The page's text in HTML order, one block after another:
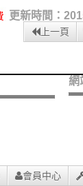
更新時間：
上一頁
網
會員中心